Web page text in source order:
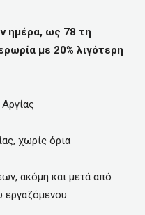
ημέρα, ως 78 τη
με 20% λιγότερη
χωρίς όρια
ακόμη και μετά από
εργαζόμενου.